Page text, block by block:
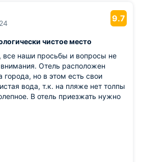
9.7
чистое место
наши просьбы и вопросы не
Отель расположен
города, но в этом есть свои
вода, т.к. на пляже нет толпы
В отель приезжать нужно
обедом и ужином. В
то могут посетить муравьишки,
убирали. В номерах кондиционер,
есть бассейн, детям